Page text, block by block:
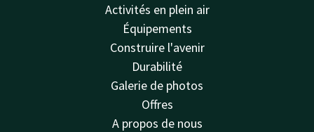
Activités en plein air
Équipements
Construire l'avenir
Durabilité
Galerie de photos
Offres
A propos de nous